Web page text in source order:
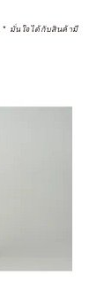
* มั่นใจได้กับสินค้ามี